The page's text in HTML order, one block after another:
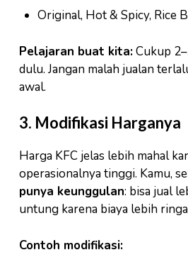
Original, Hot & Spicy, Rice
Pelajaran buat kita:Cukup
dulu. Jangan malah jualan
awal.
3. Modifikasi Harganya
Harga KFC jelas lebih mahal
operasionalnya tinggi. Kamu,
punya keunggulan: bisa jual
untung karena biaya lebih
Contoh modifikasi: